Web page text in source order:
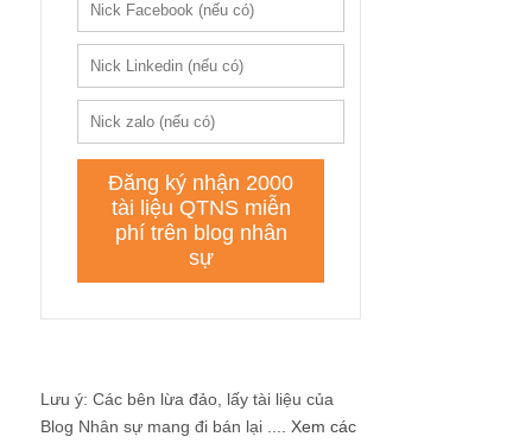
Lưu ý: Các bên lừa đảo, lấy tài liệu của
Blog Nhân sự mang đi bán lại .... Xem các